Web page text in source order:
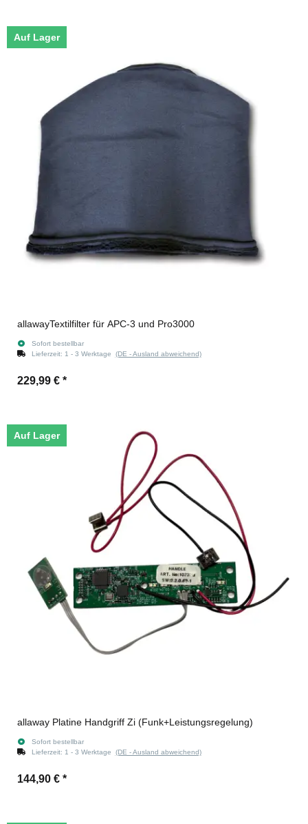
Auf Lager
allawayTextilfilter für APC-3 und Pro3000
Sofort bestellbar
Lieferzeit: 1 - 3 Werktage (DE - Ausland abweichend)
229,99 € *
Auf Lager
allaway Platine Handgriff Zi (Funk+Leistungsregelung)
Sofort bestellbar
Lieferzeit: 1 - 3 Werktage (DE - Ausland abweichend)
144,90 € *